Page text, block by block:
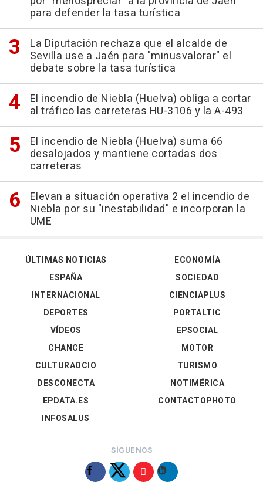
para defender la tasa turística
La Diputación rechaza que el alcalde de
Sevilla use a Jaén para "minusvalorar" el
debate sobre la tasa turística
El incendio de Niebla (Huelva) obliga a cortar
al tráfico las carreteras HU-3106 y la A-493
El incendio de Niebla (Huelva) suma 66
desalojados y mantiene cortadas dos
carreteras
Elevan a situación operativa 2 el incendio de
Niebla por su "inestabilidad" e incorporan la
UME
ÚLTIMAS NOTICIAS
ESPAÑA
INTERNACIONAL
DEPORTES
VÍDEOS
ECONOMÍA
SOCIEDAD
CIENCIAPLUS
PORTALTIC
EPSOCIAL
CHANCE
CULTURAOCIO
DESCONECTA
EPDATA.ES
INFOSALUS
MOTOR
TURISMO
NOTIMÉRICA
CONTACTOPHOTO
SÍGUENOS